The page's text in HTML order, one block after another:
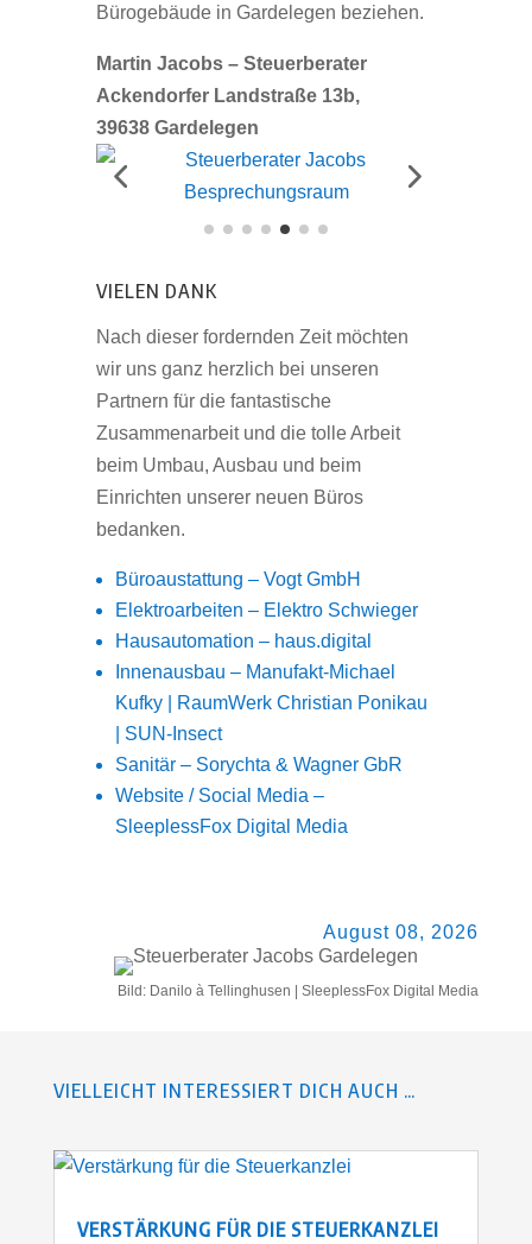
Bürogebäude in Gardelegen beziehen.
Martin Jacobs – Steuerberater
Ackendorfer Landstraße 13b,
39638 Gardelegen
VIELEN DANK
Nach dieser fordernden Zeit möchten
wir uns ganz herzlich bei unseren
Partnern für die fantastische
Zusammenarbeit und die tolle Arbeit
beim Umbau, Ausbau und beim
Einrichten unserer neuen Büros
bedanken.
Büroaustattung – Vogt GmbH
Elektroarbeiten – Elektro Schwieger
Hausautomation – haus.digital
Innenausbau – Manufakt-Michael
Kufky|
RaumWerk Christian Ponikau
SUN-Insect
Sanitär – Sorychta & Wagner GbR
Website / Social Media –
SleeplessFox Digital Media
August 08, 2026
Bild: Danilo à Tellinghusen | SleeplessFox Digital Media
VIELLEICHT INTERESSIERT DICH AUCH …
VERSTÄRKUNG FÜR DIE STEUERKANZLEI